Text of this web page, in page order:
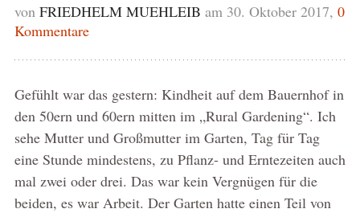
von FRIEDHELM MUEHLEIB am 30. Oktober 2017, 0
Kommentare
Gefühlt war das gestern: Kindheit auf dem Bauernhof in
den 50ern und 60ern mitten im „Rural Gardening“. Ich
sehe Mutter und Großmutter im Garten, Tag für Tag
eine Stunde mindestens, zu Pflanz- und Erntezeiten auch
mal zwei oder drei. Das war kein Vergnügen für die
beiden, es war Arbeit. Der Garten hatte einen Teil von